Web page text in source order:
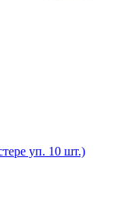
уп. 10 шт.)